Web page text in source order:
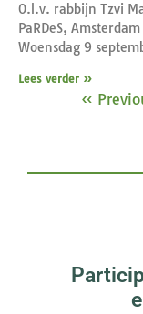
O.l.v. rabbijn Tzvi
PaRDeS, Amsterdam
Woensdag 9
Lees verder »
«